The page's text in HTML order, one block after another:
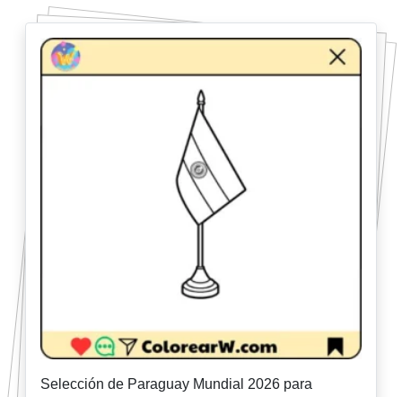
Selección de Paraguay Mundial 2026 para